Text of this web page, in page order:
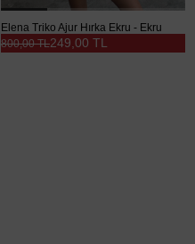
Elena Triko Ajur Hırka Ekru - Ekru
249,00 TL
800,00 TL